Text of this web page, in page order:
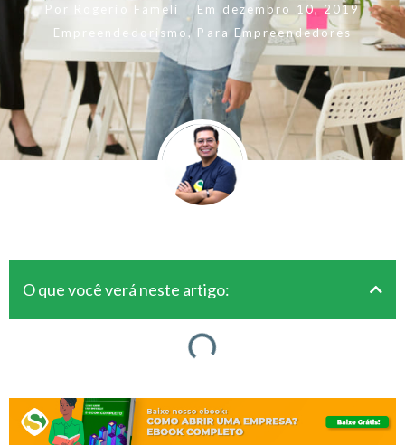
Por Rogerio Fameli Em
dezembro 10, 2019
Empreendedorismo , Para Empreendedores
O que você verá neste artigo: